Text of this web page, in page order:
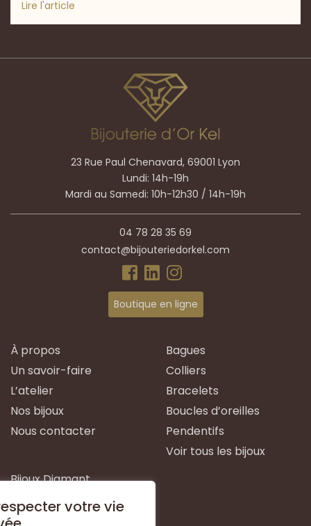
Lire l'article
23 Rue Paul Chenavard, 69001 Lyon
Lundi: 14h-19h
Mardi au Samedi: 10h-12h30 / 14h-19h
04 78 28 35 69
contact@bijouteriedorkel.com
Boutique en ligne
À propos
Un savoir-faire
L’atelier
Nos bijoux
Nous contacter
Bagues
Colliers
Bracelets
Boucles d’oreilles
Pendentifs
Voir tous les bijoux
Bijoux Diamant
Bijoux Emeraude
Bijoux Or Blanc
votre vie